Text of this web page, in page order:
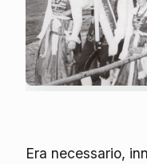
Era necessario,